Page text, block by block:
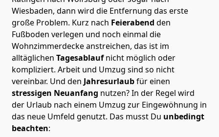
Wiesbaden, dann wird die Entfernung das erste
große Problem. Kurz nach Feierabend den
Fußboden verlegen und noch einmal die
Wohnzimmerdecke anstreichen, das ist im
alltäglichen Tagesablaufnicht möglich oder
kompliziert. Arbeit und Umzug sind so nicht
vereinbar. Und den Jahresurlaubfür einen
stressigen Neuanfang nutzen? In der Regel wird
der Urlaub nach einem Umzug zur Eingewöhnung in
das neue Umfeld genutzt. Das musst Du unbedingt
beachten: